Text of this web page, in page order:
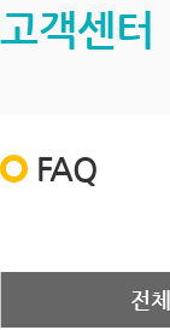
고객센터
FAQ
전체